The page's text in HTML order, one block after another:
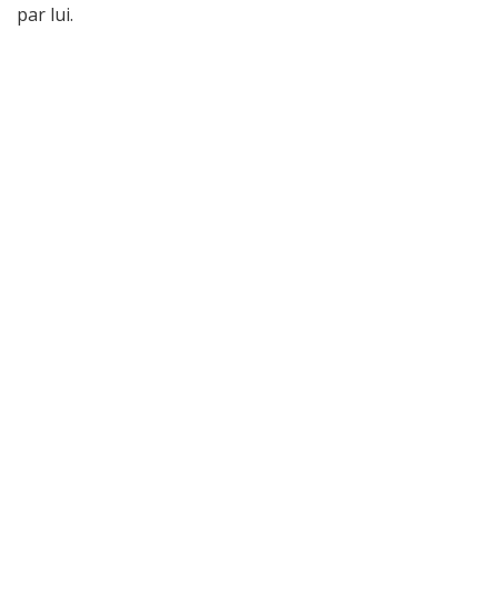
par lui.